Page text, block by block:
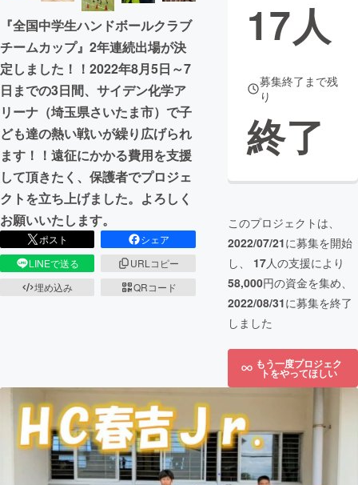
CAMPFIREふるさと納税
machi-ya コミュニティ
『全国中学生ハンドボールクラブ
チームカップ』2年連続出場が決
定しました！！2022年8月5日～7
日までの3日間、サイデン化学ア
リーナ（埼玉県さいたま市）で子
ども達の熱い戦いが繰り広げられ
ます！！遠征にかかる費用を支援
して頂きたく、保護者でプロジェ
クトを立ち上げました。よろしく
お願いいたします。
ポスト
シェア
LINEで送る
URLコピー
埋め込み
QRコード
17人
募集終了まで残
り
終了
このプロジェクトは、
2022/07/21に募集を開始
し、 17人の支援により
58,000円の資金を集め、
2022/08/31に募集を終了
しました
もう一度プロジェク
トをやってほしい